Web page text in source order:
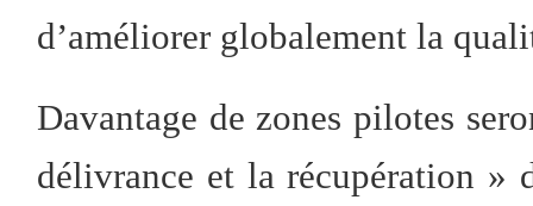
d’améliorer globalement la
Davantage de zones pilotes
délivrance et la récupération »